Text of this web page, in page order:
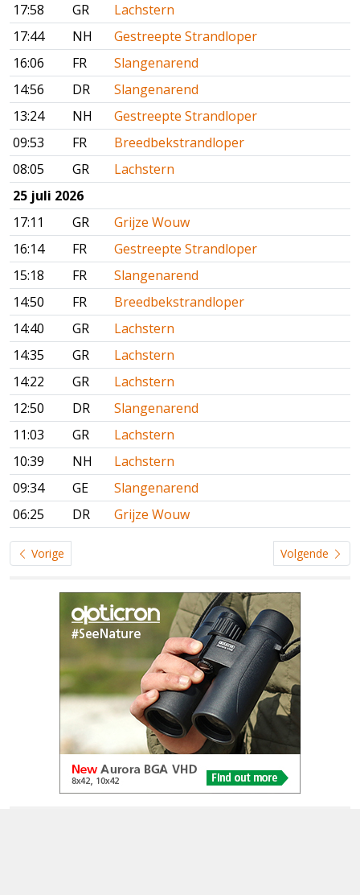
17:58
GR
Lachstern
17:44
NH
Gestreepte Strandloper
16:06
FR
Slangenarend
14:56
DR
Slangenarend
13:24
NH
Gestreepte Strandloper
09:53
FR
Breedbekstrandloper
08:05
GR
Lachstern
25 juli 2026
17:11
GR
Grijze Wouw
16:14
FR
Gestreepte Strandloper
15:18
FR
Slangenarend
14:50
FR
Breedbekstrandloper
14:40
GR
Lachstern
14:35
GR
Lachstern
14:22
GR
Lachstern
12:50
DR
Slangenarend
11:03
GR
Lachstern
10:39
NH
Lachstern
09:34
GE
Slangenarend
06:25
DR Grijze Wouw
Vorige Volgende